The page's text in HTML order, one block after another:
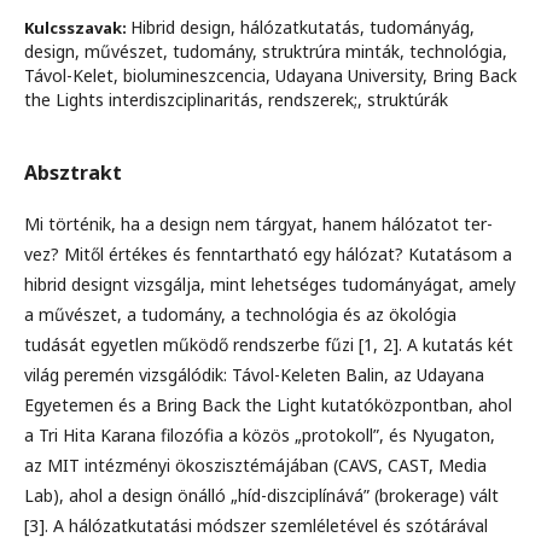
Kulcsszavak: Hibrid design, hálózatkutatás, tudományág,
design, művészet, tudomány, struktrúra minták, technológia,
Távol-Kelet, biolumineszcencia, Udayana University, Bring Back
the Lights interdiszciplinaritás, rendszerek;, struktúrák
Absztrakt
Mi történik, ha a design nem tárgyat, hanem hálózatot ter­
vez? Mitől értékes és fenntartható egy hálózat? Kutatásom a
hibrid designt vizsgálja, mint lehetséges tudományágat, amely
a művészet, a tudomány, a technológia és az ökológia
tudását egyetlen működő rendszerbe fűzi [1, 2]. A kutatás két
világ peremén vizsgálódik: Távol-Keleten Balin, az Udayana
Egyetemen és a Bring Back the Light kutatóközpontban, ahol
a Tri Hita Kara­na filozófia a közös „protokoll”, és Nyugaton,
az MIT intézményi ökosziszté­májában (CAVS, CAST, Media
Lab), ahol a design önálló „híd-diszciplínává” (brokerage) vált
[3]. A hálózatkutatási módszer szemléletével és szótárával